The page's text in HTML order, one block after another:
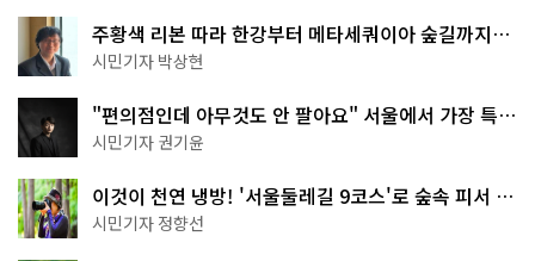
주황색 리본 따라 한강부터 메타세쿼이아 숲길까지…
서울둘레길 15코스
시민기자 박상현
"편의점인데 아무것도 안 팔아요" 서울에서 가장 특별
한 편의점의 정체
시민기자 권기윤
이것이 천연 냉방! '서울둘레길 9코스'로 숲속 피서 떠
나볼까
시민기자 정향선